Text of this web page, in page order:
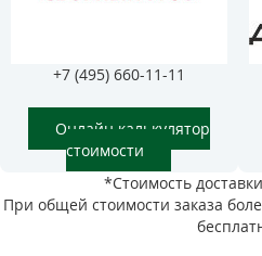
+7 (495) 660-11-11
Онлайн калькулятор
стоимости
*Стоимость
При общей стоимости заказа